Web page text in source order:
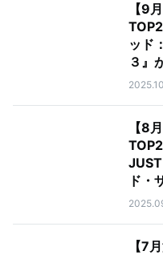
【9
ッド
３』
【8
ド・
【7